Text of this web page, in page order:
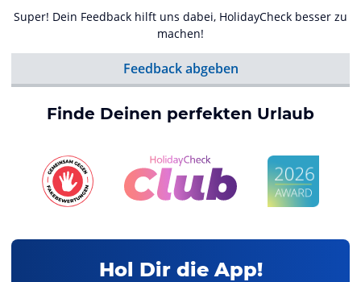
Super! Dein Feedback hilft uns dabei, HolidayCheck besser zu
machen!
Feedback abgeben
Finde Deinen perfekten Urlaub
Hol Dir die App!